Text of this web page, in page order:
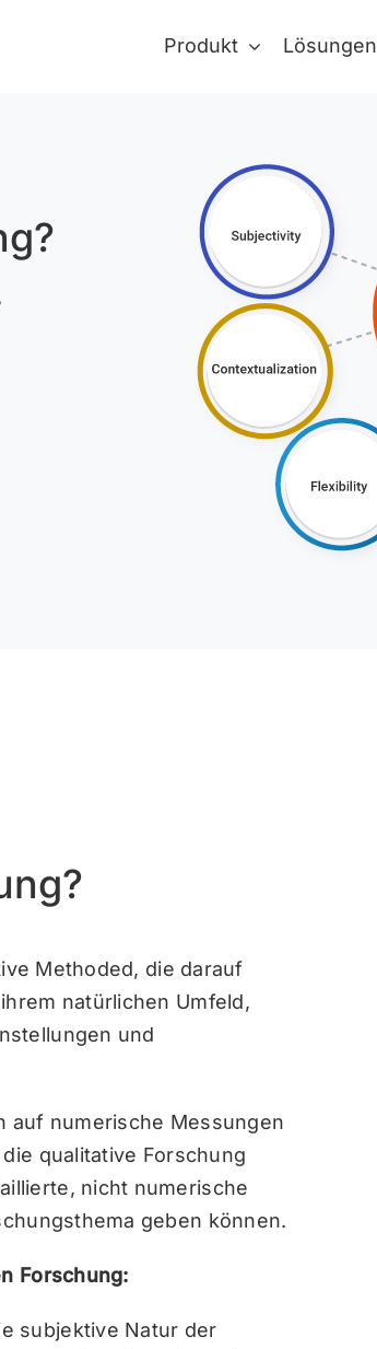
Produkt Lösungen
Methoded, die darauf
natürlichen Umfeld,
und
auf numerische Messungen
qualitative Forschung
nicht numerische
geben können.
Forschung:
subjektive Natur der